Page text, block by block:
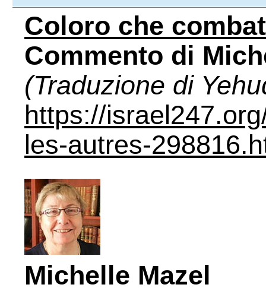
Coloro che
Commento di
(Traduzione di
https://
les-autres-
Michelle Mazel